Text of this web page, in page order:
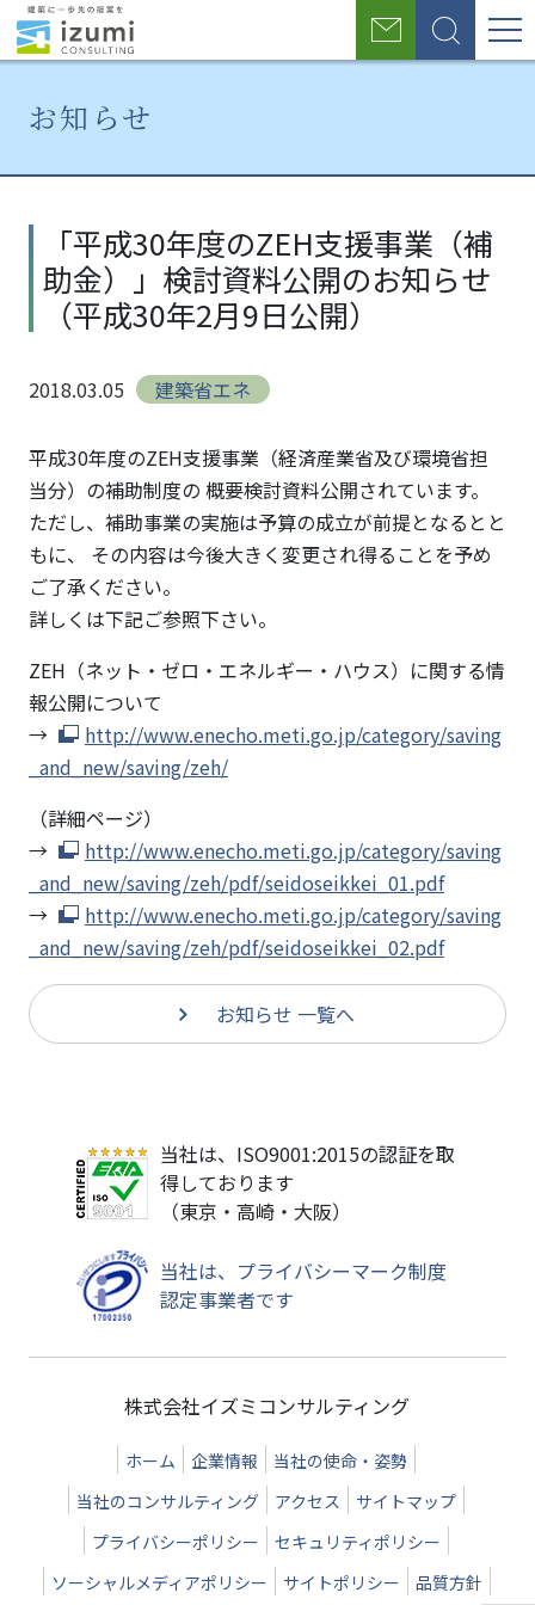
グ
ロ
ー
ゲ
ー
ョ
ン
お
問
検
索
お知らせ
せ
度の
ZEH支
援事業
（補助
検討資
のお知
らせ
（平成
30年2
月9日
公開）
「平成30年度のZEH支援事業（補
助金）」検討資料公開のお知らせ
（平成30年2月9日公開）
2018.03.05 建築省エネ
平成30年度のZEH支援事業（経済産業省及び環境省担
当分）の補助制度の 概要検討資料公開されています。
ただし、補助事業の実施は予算の成立が前提となるとと
もに、 その内容は今後大きく変更され得ることを予め
ご了承ください。
詳しくは下記ご参照下さい。
ZEH（ネット・ゼロ・エネルギー・ハウス）に関する情
報公開について
→
http://www.enecho.meti.go.jp/category/saving
_and_new/saving/zeh/
（詳細ページ）
→
http://www.enecho.meti.go.jp/category/saving
_and_new/saving/zeh/pdf/seidoseikkei_01.pdf
→
http://www.enecho.meti.go.jp/category/saving
_and_new/saving/zeh/pdf/seidoseikkei_02.pdf
お知らせ 一覧へ
当社は、ISO9001:2015の認証を取
得しております
（東京・高崎・大阪）
当社は、プライバシーマーク制度
認定事業者です
株式会社イズミコンサルティング
ホーム 企業情報
当社の使命・姿勢
当社のコンサルティング
アクセス
サイトマップ
プライバシーポリシー
セキュリティポリシー
ソーシャルメディアポリシー
サイトポリシー 品質方針